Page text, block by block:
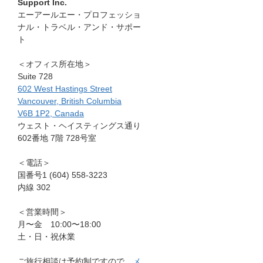
Support Inc.
エーアールエー・プロフェッショ
ナル・トラベル・アンド・サポー
ト
＜オフィス所在地＞
Suite 728
602 West Hastings Street
Vancouver, British Columbia
V6B 1P2, Canada
ウェスト・ヘイスティングス通り
602番地 7階 728号室
＜電話＞
国番号1 (604) 558-3223
内線 302
＜営業時間＞
月〜金 10:00〜18:00
土・日・祝休業